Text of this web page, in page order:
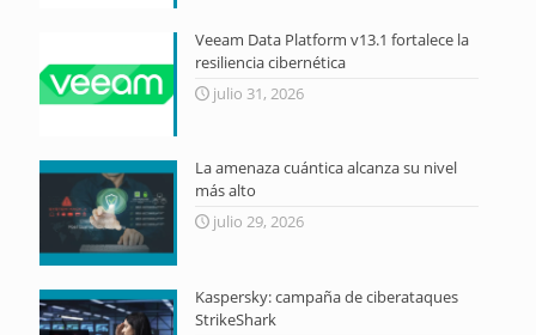
Veeam Data Platform v13.1 fortalece la
resiliencia cibernética
julio 31, 2026
La amenaza cuántica alcanza su nivel
más alto
julio 29, 2026
Kaspersky: campaña de ciberataques
StrikeShark